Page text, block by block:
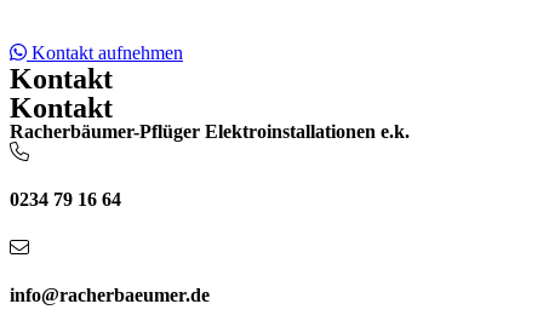
Kontakt aufnehmen
Kontakt
Kontakt
Racherbäumer-Pflüger Elektroinstallationen e.k.
0234 79 16 64
info@racherbaeumer.de